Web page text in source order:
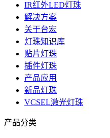
IR红外LED灯珠
解决方案
关于台宏
灯珠知识库
贴片灯珠
插件灯珠
产品应用
新品灯珠
VCSEL激光灯珠
产品分类